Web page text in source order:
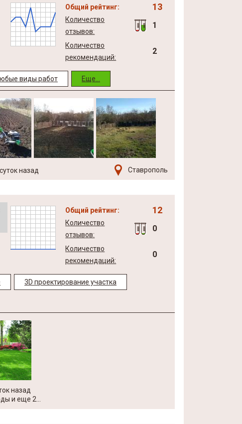
Общий рейтинг: 13
Количество
отзывов:
1
Количество
рекомендаций:
2
виды работ Еще...
назад Ставрополь
Общий рейтинг: 12
Количество
отзывов:
0
Количество
рекомендаций:
0
3D проектирование участка
назад
и еще 2...